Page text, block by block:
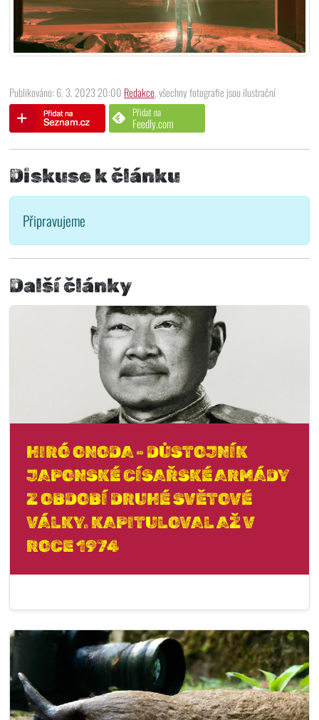
Publikováno: 6. 3. 2023 20:00 Redakce, všechny fotografie jsou ilustrační
Přidat na
Feedly.com
Diskuse k článku
Připravujeme
Další články
HIRÓ ONODA - DŮSTOJNÍK
JAPONSKÉ CÍSAŘSKÉ ARMÁDY
Z OBDOBÍ DRUHÉ SVĚTOVÉ
VÁLKY. KAPITULOVAL AŽ V
ROCE 1974